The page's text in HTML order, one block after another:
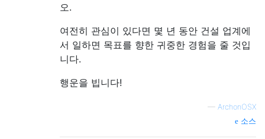
오.
여전히 관심이 있다면 몇 년 동안 건설 업계에
서 일하면 목표를 향한 귀중한 경험을 줄 것입
니다.
행운을 빕니다!
— ArchonOSX
소스